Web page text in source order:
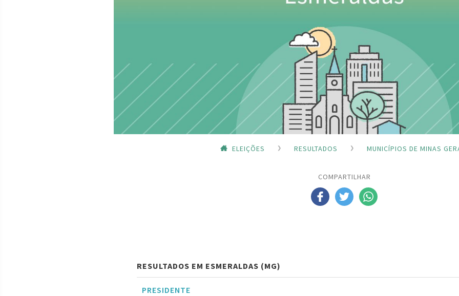
ELEIÇÕES RESULTADOS MUNICÍPIOS DE MINAS
COMPARTILHAR
RESULTADOS EM ESMERALDAS (MG)
PRESIDENTE